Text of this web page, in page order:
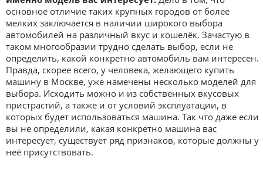
основное отличие таких крупных городов от более
мелких заключается в наличии широкого выбора
автомобилей на различный вкус и кошелёк. Зачастую в
таком многообразии трудно сделать выбор, если не
определить, какой конкретно автомобиль вам интересен.
Правда, скорее всего, у человека, желающего купить
машину в Москве, уже намечены несколько моделей для
выбора. Исходить можно и из собственных вкусовых
пристрастий, а также и от условий эксплуатации, в
которых будет использоваться машина. Так что даже если
вы не определили, какая конкретно машина вас
интересует, существует ряд признаков, которые должны у
неё присутствовать.